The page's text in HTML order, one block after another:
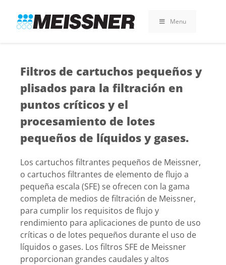
search
footer
contenido
Menu
Filtros de cartuchos pequeños y
plisados para la filtración en
puntos críticos y el
procesamiento de lotes
pequeños de líquidos y gases.
Los cartuchos filtrantes pequeños de Meissner,
o cartuchos filtrantes de elemento de flujo a
pequeña escala (SFE) se ofrecen con la gama
completa de medios de filtración de Meissner,
para cumplir los requisitos de flujo y
rendimiento para aplicaciones de punto de uso
críticas o de lotes pequeños durante el uso de
líquidos o gases. Los filtros SFE de Meissner
proporcionan grandes caudales y altos